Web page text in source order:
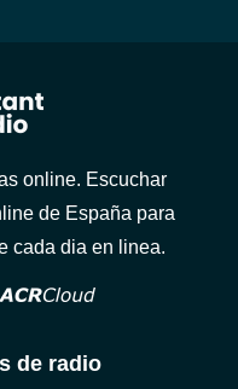
online. Escuchar
de España para
cada dia en linea.
de radio